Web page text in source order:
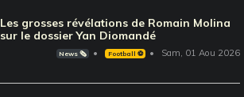
Les grosses révélations de Romain Molina
sur le dossier Yan Diomandé
News 🗞️ Football ⚽️ Sam, 01 Aou 2026